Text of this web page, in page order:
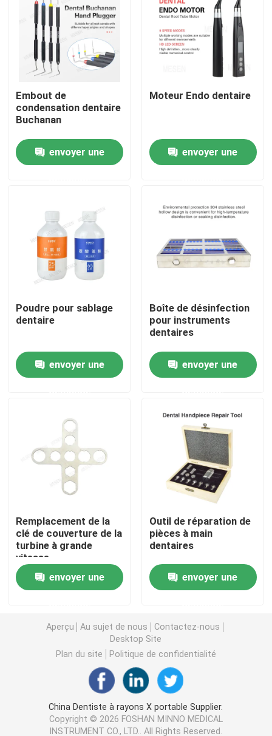
Aperçu
Produits
Visite d'usine
Contrôle de la qualité
Contact
Produits médicaux dentaires
Appareil de poignée dentaire à basse vitesse
Dentistique à main à grande vitesse
Micromotrice dentaire
air dentaire prophy
Lumière LED dentaire
Machine d'implant dentaire
Produits endodontiques
Machine de traitement de la lumière dentaire
Embout de
condensation dentaire
Buchanan
envoyer une
Moteur Endo dentaire
envoyer une
Poudre pour sablage
dentaire
envoyer une
Boîte de désinfection
pour instruments
dentaires
envoyer une
Remplacement de la
clé de couverture de la
turbine à grande
vitesse
envoyer une
Outil de réparation de
pièces à main
dentaires
envoyer une
Aperçu Au sujet de nous
Contactez-nous
Desktop Site
Plan du site
Politique de confidentialité
China Dentiste à rayons X portable Supplier.
Copyright © 2026 FOSHAN MINNO MEDICAL
INSTRUMENT CO., LTD.. All Rights Reserved.